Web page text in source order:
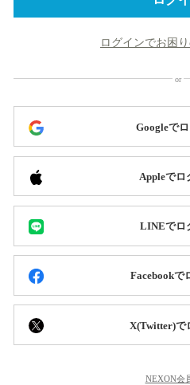
ログインでお困
Googleで
Appleでロ
LINEでロ
Facebookで
X(Twitter)で
NEXON会